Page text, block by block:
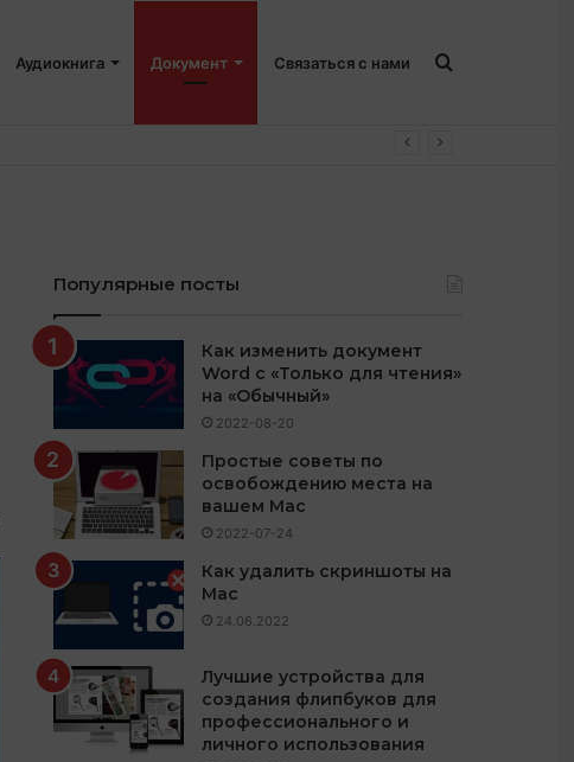
Аудиокнига Документ Связаться с нами
Популярные посты
Как изменить документ
Word с «Только для чтения»
на «Обычный»
2022-08-20
Простые советы по
освобождению места на
вашем Mac
2022-07-24
Как удалить скриншоты на
Mac
24.06.2022
Лучшие устройства для
создания флипбуков для
профессионального и
личного использования